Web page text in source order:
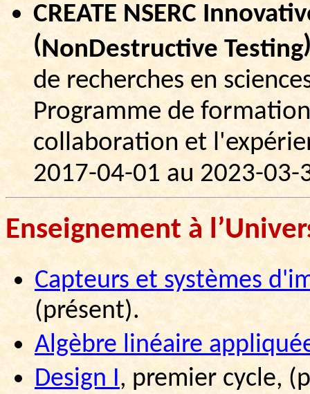
CREATE NSERC
(NonDestructive Testing
de recherches en
Programme de
collaboration et
2017-04-01 au 2023-03-
Enseignement à
Capteurs et systèmes
(présent).
Algèbre linéaire
Design I, premier cycle,